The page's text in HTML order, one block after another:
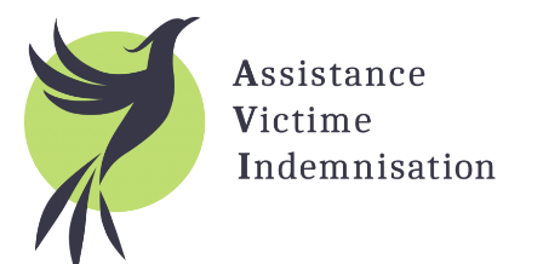
contenu
principal